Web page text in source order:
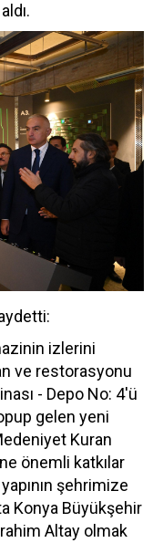
izlerini
ve restorasyonu
- Depo No: 4'ü
gelen yeni
Kuran
önemli katkılar
şehrimize
Konya Büyükşehir
Altay olmak